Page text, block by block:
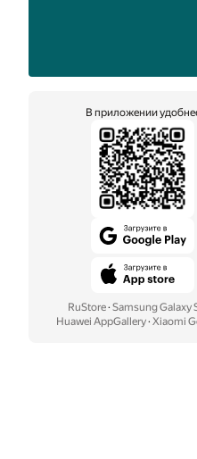
В приложении
RuStore· Samsung Galaxy
Huawei AppGallery· Xiaomi